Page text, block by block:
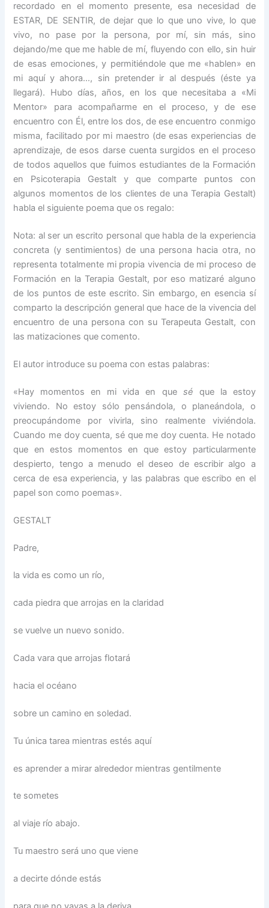
recordado en el momento presente, esa necesidad de
ESTAR, DE SENTIR, de dejar que lo que uno vive, lo que
vivo, no pase por la persona, por mí, sin más, sino
dejando/me que me hable de mí, fluyendo con ello, sin huir
de esas emociones, y permitiéndole que me «hablen» en
mi aquí y ahora…, sin pretender ir al después (éste ya
llegará). Hubo días, años, en los que necesitaba a «Mi
Mentor» para acompañarme en el proceso, y de ese
encuentro con Él, entre los dos, de ese encuentro conmigo
misma, facilitado por mi maestro (de esas experiencias de
aprendizaje, de esos darse cuenta surgidos en el proceso
de todos aquellos que fuimos estudiantes de la Formación
en Psicoterapia Gestalt y que comparte puntos con
algunos momentos de los clientes de una Terapia Gestalt)
habla el siguiente poema que os regalo:
Nota: al ser un escrito personal que habla de la experiencia
concreta (y sentimientos) de una persona hacia otra, no
representa totalmente mi propia vivencia de mi proceso de
Formación en la Terapia Gestalt, por eso matizaré alguno
de los puntos de este escrito. Sin embargo, en esencia sí
comparto la descripción general que hace de la vivencia del
encuentro de una persona con su Terapeuta Gestalt, con
las matizaciones que comento.
El autor introduce su poema con estas palabras:
«Hay momentos en mi vida en que sé que la estoy
viviendo. No estoy sólo pensándola, o planeándola, o
preocupándome por vivirla, sino realmente viviéndola.
Cuando me doy cuenta, sé que me doy cuenta. He notado
que en estos momentos en que estoy particularmente
despierto, tengo a menudo el deseo de escribir algo a
cerca de esa experiencia, y las palabras que escribo en el
papel son como poemas».
GESTALT
Padre,
la vida es como un río,
cada piedra que arrojas en la claridad
se vuelve un nuevo sonido.
Cada vara que arrojas flotará
hacia el océano
sobre un camino en soledad.
Tu única tarea mientras estés aquí
es aprender a mirar alrededor mientras gentilmente
te sometes
al viaje río abajo.
Tu maestro será uno que viene
a decirte dónde estás